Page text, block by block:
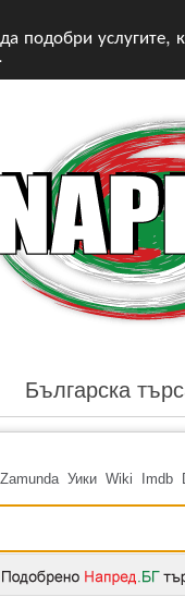
подобри
Българска
Zamunda Уики Wiki Imdb